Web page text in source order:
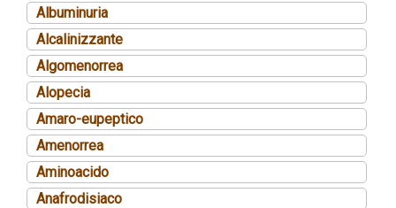
Albuminuria
Alcalinizzante
Algomenorrea
Alopecia
Amaro-eupeptico
Amenorrea
Aminoacido
Anafrodisiaco